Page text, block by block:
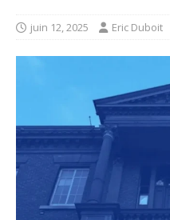
juin 12, 2025 Eric Duboit